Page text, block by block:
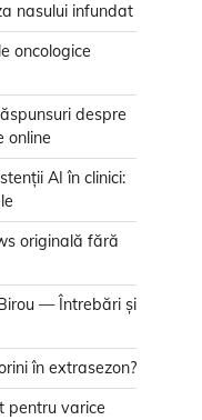
nasului infundat
oncologice
despre
online
AI în clinici:
originală fără
— Întrebări și
în extrasezon?
pentru varice